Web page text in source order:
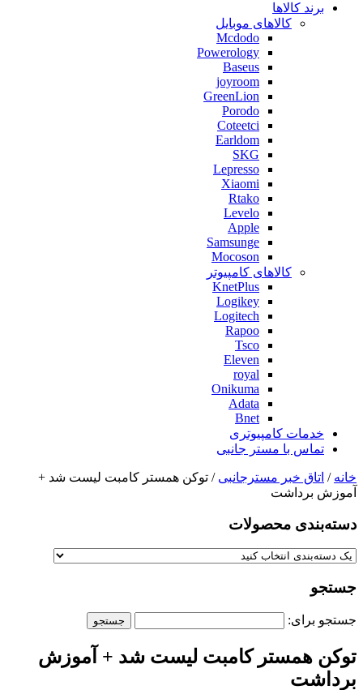
برند کالاها
کالاهای موبایل
Mcdodo
Powerology
Baseus
joyroom
GreenLion
Porodo
Coteetci
Earldom
SKG
Lepresso
Xiaomi
Rtako
Levelo
Apple
Samsunge
Mocoson
کالاهای کامپیوتر
KnetPlus
Logikey
Logitech
Rapoo
Tsco
Eleven
royal
Onikuma
Adata
Bnet
خدمات کامپیوتری
تماس با مستر جانبی
خانه / اتاق خبر مسترجانبی / توکن همستر کامبت لیست شد +
آموزش برداشت
دسته‌بندی‌ محصولات
جستجو
جستجو برای:
توکن همستر کامبت لیست شد + آموزش
برداشت